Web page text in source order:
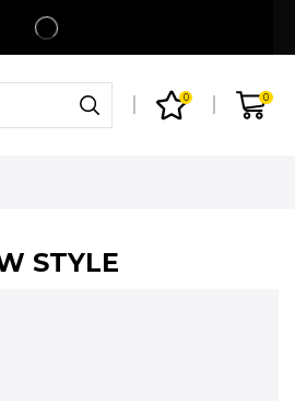
per ordini superiori a 99€
0 0
STYLE